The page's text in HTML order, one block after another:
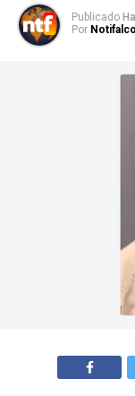
Publicado
Por